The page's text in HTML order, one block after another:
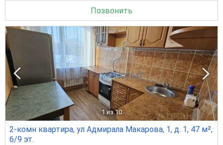
Позвонить
1 из 10
2-комн квартира, ул Адмирала Макарова, 1, д. 1, 47 м²,
6/9 эт.